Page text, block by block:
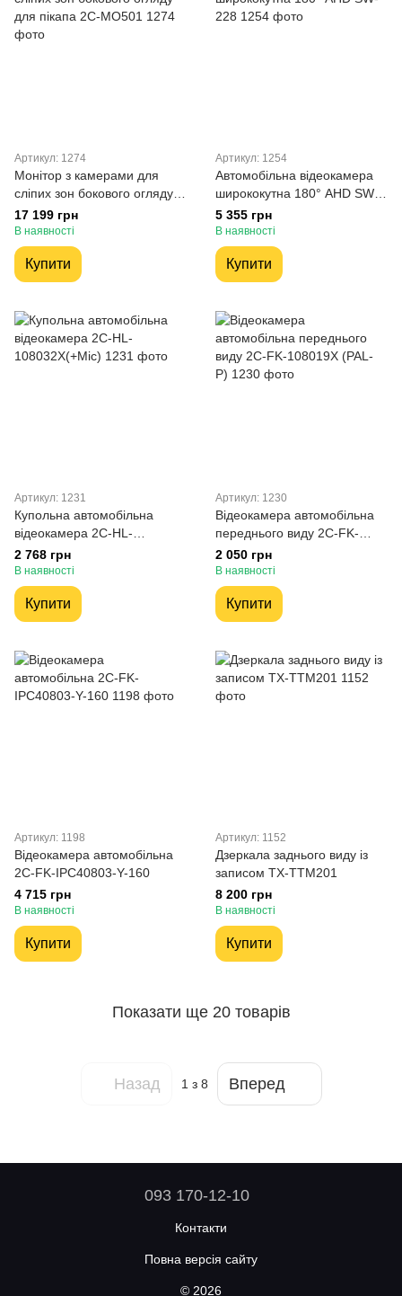
Артикул: 1274
Монітор з камерами для
сліпих зон бокового огляду
для пікапа 2С-MO501
17 199 грн
В наявності
Купити
Артикул: 1254
Автомобільна відеокамера
ширококутна 180° AHD SW-
228
5 355 грн
В наявності
Купити
Артикул: 1231
Купольна автомобільна
відеокамера 2С-HL-
108032X(+Mic)
2 768 грн
В наявності
Купити
Артикул: 1230
Відеокамера автомобільна
переднього виду 2С-FK-
108019X (PAL- P)
2 050 грн
В наявності
Купити
Артикул: 1198
Відеокамера автомобільна
2C-FK-IPC40803-Y-160
4 715 грн
В наявності
Купити
Артикул: 1152
Дзеркала заднього виду із
записом TX-TTM201
8 200 грн
В наявності
Купити
Показати ще 20 товарів
Назад 1 з 8 Вперед
093 170-12-10
Контакти
Повна версія сайту
© 2026